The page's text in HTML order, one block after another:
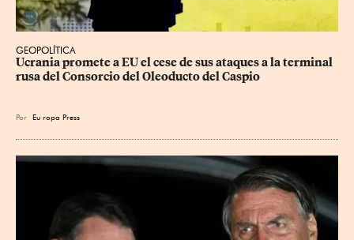
GEOPOLÍTICA
Ucrania promete a EU el cese de sus ataques a la terminal
rusa del Consorcio del Oleoducto del Caspio
Por Eu ropa Press